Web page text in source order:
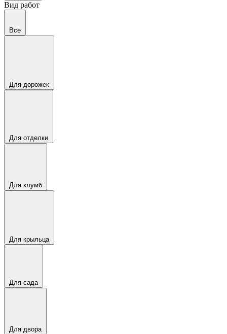
Вид работ
Все
Для дорожек
Для отделки
Для клумб
Для крыльца
Для сада
Для двора